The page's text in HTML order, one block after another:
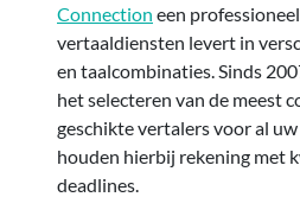
Connection een
vertaaldiensten levert in
en taalcombinaties. Sinds
het selecteren van de meest
geschikte vertalers voor al
houden hierbij rekening met
deadlines.